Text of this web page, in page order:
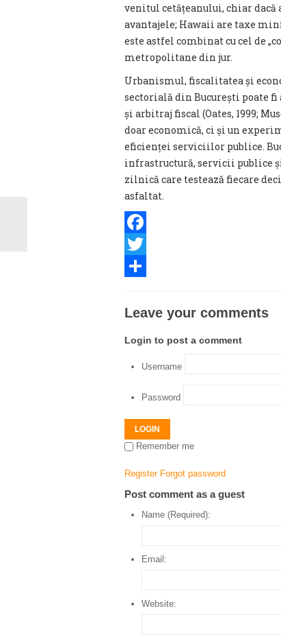
venitul cetățeanului, chiar
avantajele; Hawaii are taxe
este astfel combinat cu cel de
metropolitane din jur.
Urbanismul, fiscalitatea și
sectorială din București poate
și arbitraj fiscal (Oates, 1999;
doar economică, ci și un
eficienței serviciilor publice.
infrastructură, servicii publice
zilnică care testează fiecare
asfaltat.
Facebook
Twitter
Leave your comments
Login to post a comment
Username
Password
LOGIN
Remember me
Register Forgot password
Post comment as a guest
Name (Required):
Email:
Website: